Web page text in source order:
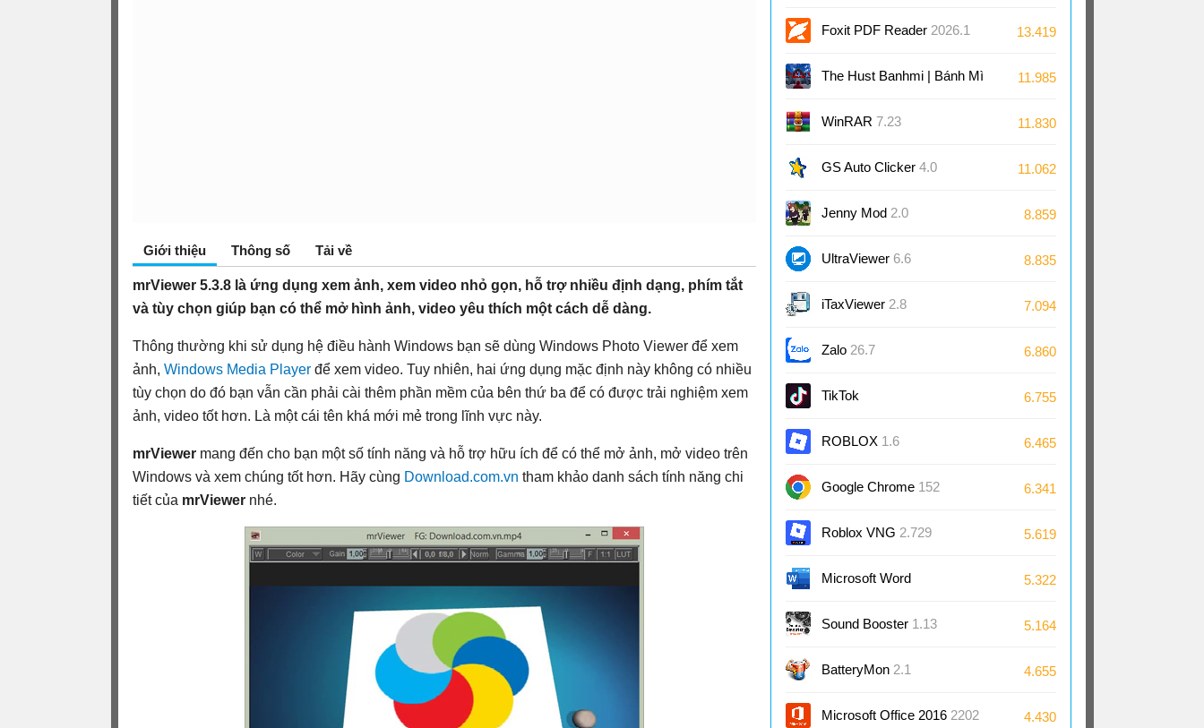
Giới thiệu Thông số Tải về
mrViewer 5.3.8 là ứng dụng xem ảnh, xem video nhỏ gọn, hỗ trợ nhiều định dạng, phím tắt
và tùy chọn giúp bạn có thể mở hình ảnh, video yêu thích một cách dễ dàng.
Thông thường khi sử dụng hệ điều hành Windows bạn sẽ dùng Windows Photo Viewer để xem
ảnh, Windows Media Player để xem video. Tuy nhiên, hai ứng dụng mặc định này không có nhiều
tùy chọn do đó bạn vẫn cần phải cài thêm phần mềm của bên thứ ba để có được trải nghiệm xem
ảnh, video tốt hơn. Là một cái tên khá mới mẻ trong lĩnh vực này.
mrViewer mang đến cho bạn một số tính năng và hỗ trợ hữu ích để có thể mở ảnh, mở video trên
Windows và xem chúng tốt hơn. Hãy cùng Download.com.vn tham khảo danh sách tính năng chi
tiết của mrViewer nhé.
Foxit PDF Reader 2026.1 13.419
The Hust Banhmi | Bánh Mì
Bách Khoa
11.985
WinRAR 7.23 11.830
GS Auto Clicker 4.0 11.062
Jenny Mod 2.0 8.859
UltraViewer 6.6 8.835
iTaxViewer 2.8 7.094
Zalo 26.7 6.860
TikTok 6.755
ROBLOX 1.6 6.465
Google Chrome 152 6.341
Roblox VNG 2.729 5.619
Microsoft Word
2024/2021/2019/2016
5.322
Sound Booster 1.13 5.164
BatteryMon 2.1 4.655
Microsoft Office 2016 2202 4.430